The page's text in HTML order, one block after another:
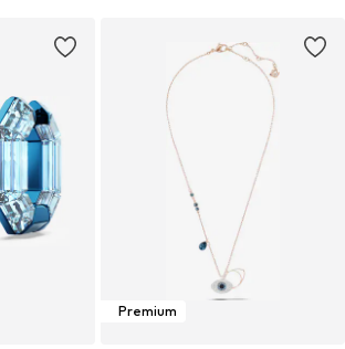
Premium